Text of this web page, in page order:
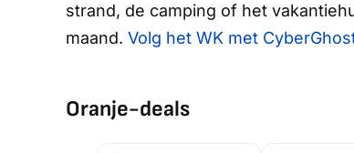
strand, de camping of het
maand. Volg het WK met
Oranje-deals